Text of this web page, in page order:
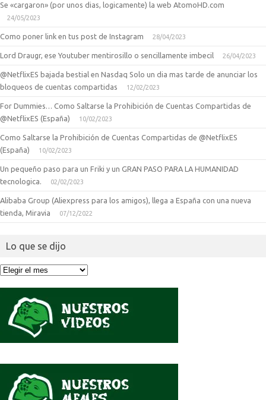
Se «cargaron» (por unos dias, logicamente) la web AtomoHD.com
24/05/2023
Como poner link en tus post de Instagram 28/04/2023
Lord Draugr, ese Youtuber mentirosillo o sencillamente imbecil 26/04/2023
@NetflixES bajada bestial en Nasdaq Solo un dia mas tarde de anunciar los
bloqueos de cuentas compartidas
12/02/2023
For Dummies… Como Saltarse la Prohibición de Cuentas Compartidas de
@NetflixES (España)
10/02/2023
Como Saltarse la Prohibición de Cuentas Compartidas de @NetflixES
(España)
10/02/2023
Un pequeño paso para un Friki y un GRAN PASO PARA LA HUMANIDAD
tecnologica.
02/02/2023
Alibaba Group (Aliexpress para los amigos), llega a España con una nueva
tienda, Miravia
07/12/2022
Lo que se dijo
Lo